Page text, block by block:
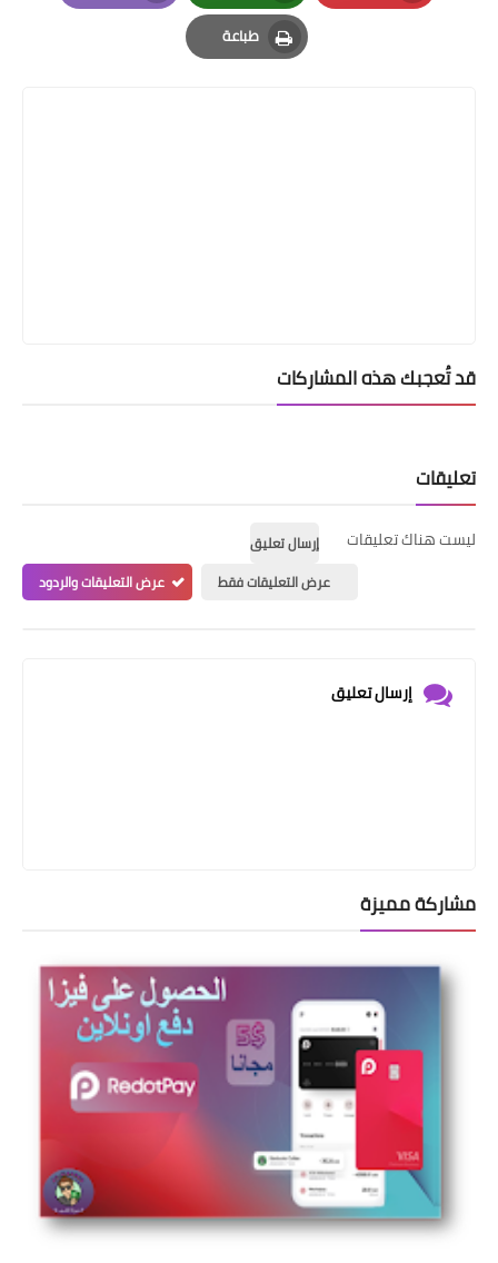
Pinterest
Whatsapp
Email
طباعة
Print
قد تُعجبك هذه المشاركات
تعليقات
ليست هناك تعليقات
إرسال تعليق
عرض التعليقات فقط
عرض التعليقات والردود
إرسال تعليق
مشاركة مميزة